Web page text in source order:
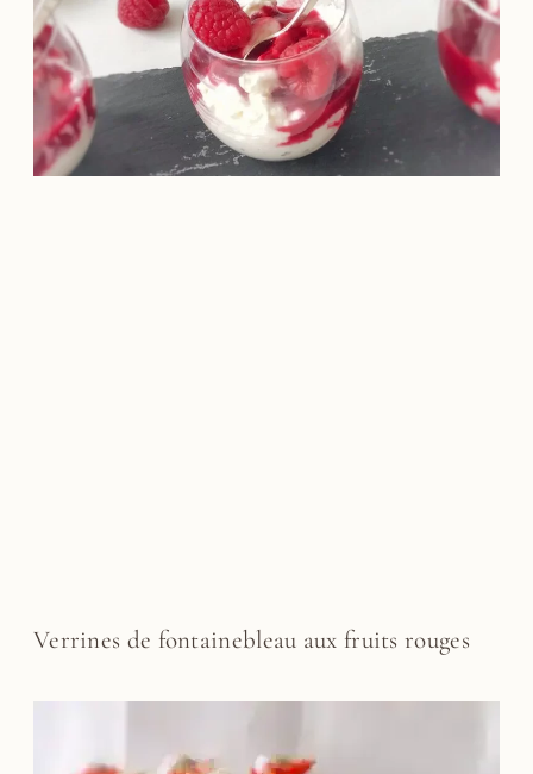
Verrines de fontainebleau aux fruits rouges